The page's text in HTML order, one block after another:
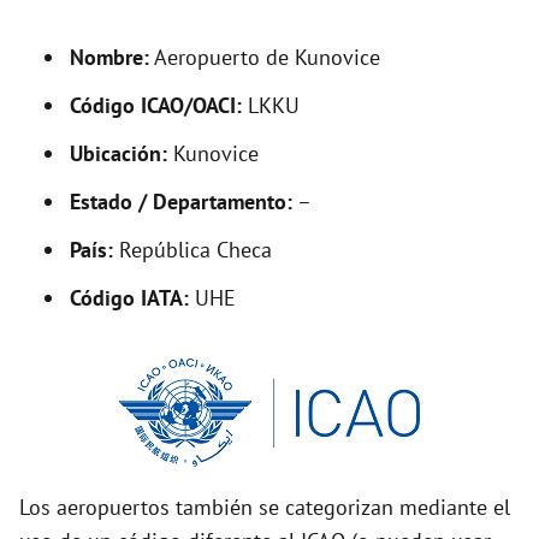
Nombre:Aeropuerto de Kunovice
Código ICAO/OACI: LKKU
Ubicación: Kunovice
Estado / Departamento: –
País: República Checa
Código IATA: UHE
Los aeropuertos también se categorizan mediante el